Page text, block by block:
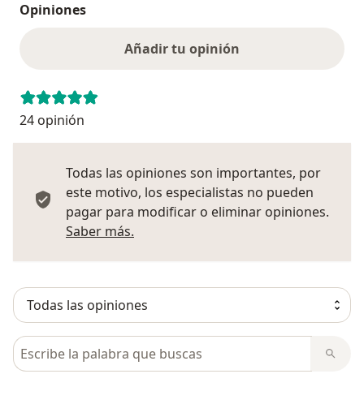
Opiniones
Añadir tu opinión
24 opinión
Todas las opiniones son importantes, por
este motivo, los especialistas no pueden
pagar para modificar o eliminar opiniones.
Saber más.
Busca en opiniones